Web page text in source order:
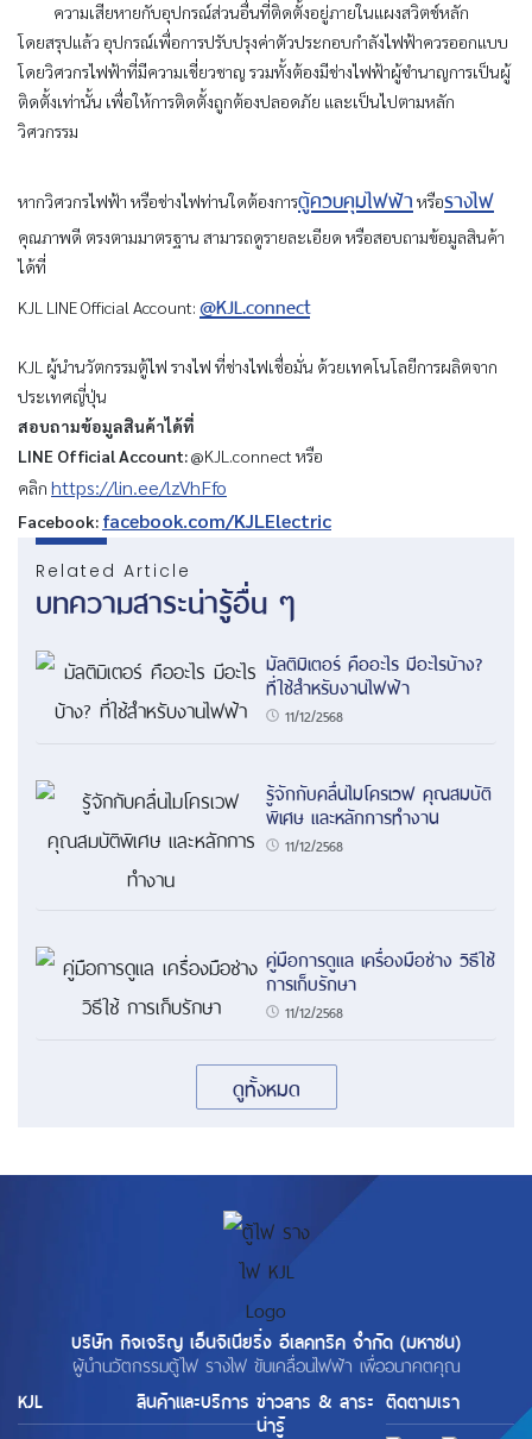
ความเสียหายกับอุปกรณ์ส่วนอื่นที่ติดตั้งอยู่ภายในแผงสวิตช์หลัก
โดยสรุปแล้ว อุปกรณ์เพื่อการปรับปรุงค่าตัวประกอบกำลังไฟฟ้าควรออกแบบ
โดยวิศวกรไฟฟ้าที่มีความเชี่ยวชาญ รวมทั้งต้องมีช่างไฟฟ้าผู้ชำนาญการเป็นผู้
ติดตั้งเท่านั้น เพื่อให้การติดตั้งถูกต้องปลอดภัย และเป็นไปตามหลัก
วิศวกรรม
หากวิศวกรไฟฟ้า หรือช่างไฟท่านใดต้องการตู้ควบคุมไฟฟ้า หรือรางไฟ
คุณภาพดี ตรงตามมาตรฐาน สามารถดูรายละเอียด หรือสอบถามข้อมูลสินค้า
ได้ที่
KJL LINE Official Account: @KJL.connect
KJL ผู้นำนวัตกรรมตู้ไฟ รางไฟ ที่ช่างไฟเชื่อมั่น ด้วยเทคโนโลยีการผลิตจาก
ประเทศญี่ปุ่น
สอบถามข้อมูลสินค้าได้ที่
LINE Official Account:@KJL.connect หรือ
คลิก https://lin.ee/lzVhFfo
Facebook: facebook.com/KJLElectric
Related Article
บทความสาระน่ารู้อื่น ๆ
มัลติมิเตอร์ คืออะไร มีอะไรบ้าง?
ที่ใช้สำหรับงานไฟฟ้า
11/12/2568
รู้จักกับคลื่นไมโครเวฟ คุณสมบัติ
พิเศษ และหลักการทำงาน
11/12/2568
คู่มือการดูแล เครื่องมือช่าง วิธีใช้
การเก็บรักษา
11/12/2568
ดูทั้งหมด
บริษัท กิจเจริญ เอ็นจิเนียริ่ง อีเลคทริค จำกัด (มหาชน)
ผู้นำนวัตกรรมตู้ไฟ รางไฟ ขับเคลื่อนไฟฟ้า เพื่ออนาคตคุณ
KJL
สินค้าและบริการ ข่าวสาร & สาระ
น่ารู้
ติดตามเรา